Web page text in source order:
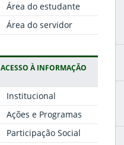
Área do estudante
Área do servidor
ACESSO À INFORMAÇÃO
Institucional
Ações e Programas
Participação Social